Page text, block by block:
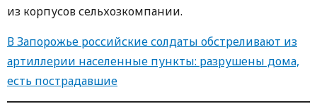
из корпусов сельхозкомпании.
В Запорожье российские солдаты обстреливают из
артиллерии населенные пункты: разрушены дома,
есть пострадавшие